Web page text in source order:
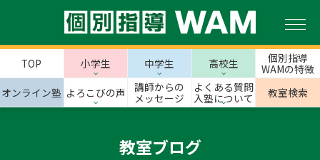
TOP 小学生 中学生 高校生
個別指導
WAMの特徴
オンライン塾 よろこびの声
講師からの
メッセージ
よくある質問
入塾について
教室検索
教室ブログ